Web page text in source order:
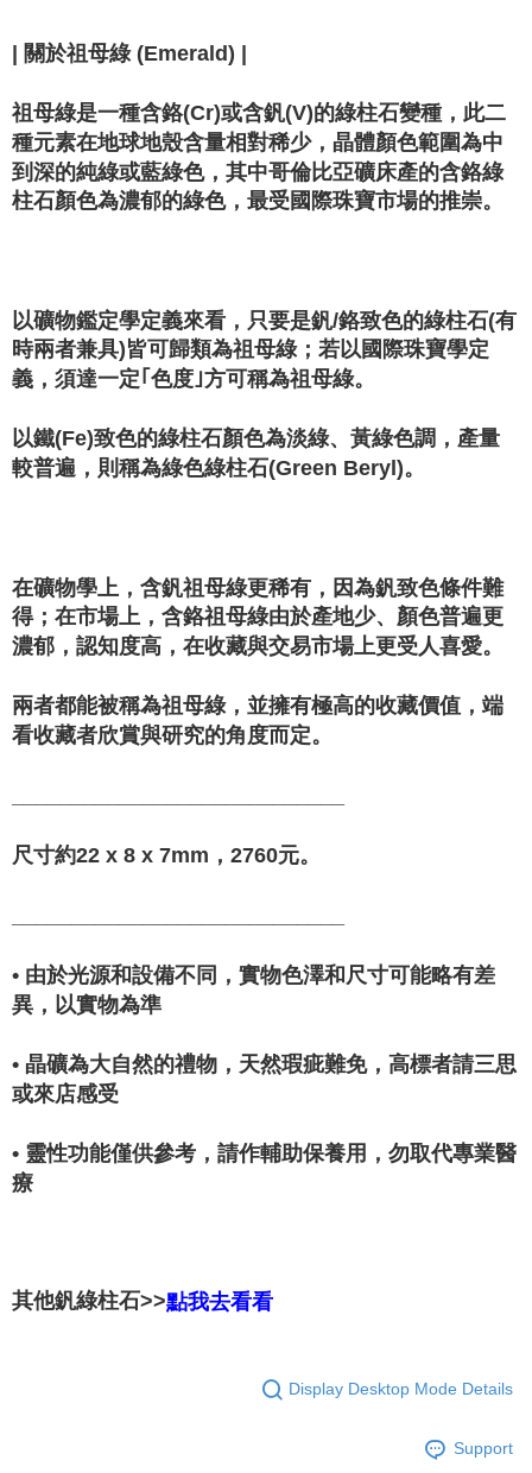
| 關於祖母綠 (Emerald) |
祖母綠是一種含鉻(Cr)或含釩(V)的綠柱石變種，此二
種元素在地球地殼含量相對稀少，晶體顏色範圍為中
到深的純綠或藍綠色，其中哥倫比亞礦床產的含鉻綠
柱石顏色為濃郁的綠色，最受國際珠寶市場的推崇。
以礦物鑑定學定義來看，只要是釩/鉻致色的綠柱石(有
時兩者兼具)皆可歸類為祖母綠；若以國際珠寶學定
義，須達一定｢色度｣方可稱為祖母綠。
以鐵(Fe)致色的綠柱石顏色為淡綠、黃綠色調，產量
較普遍，則稱為綠色綠柱石(Green Beryl)。
在礦物學上，含釩祖母綠更稀有，因為釩致色條件難
得；在市場上，含鉻祖母綠由於產地少、顏色普遍更
濃郁，認知度高，在收藏與交易市場上更受人喜愛。
兩者都能被稱為祖母綠，並擁有極高的收藏價值，端
看收藏者欣賞與研究的角度而定。
尺寸約22 x 8 x 7mm，2760元。
• 由於光源和設備不同，實物色澤和尺寸可能略有差
異，以實物為準
• 晶礦為大自然的禮物，天然瑕疵難免，高標者請三思
或來店感受
• 靈性功能僅供參考，請作輔助保養用，勿取代專業醫
療
其他釩綠柱石>>點我去看看
Display Desktop Mode Details
Support